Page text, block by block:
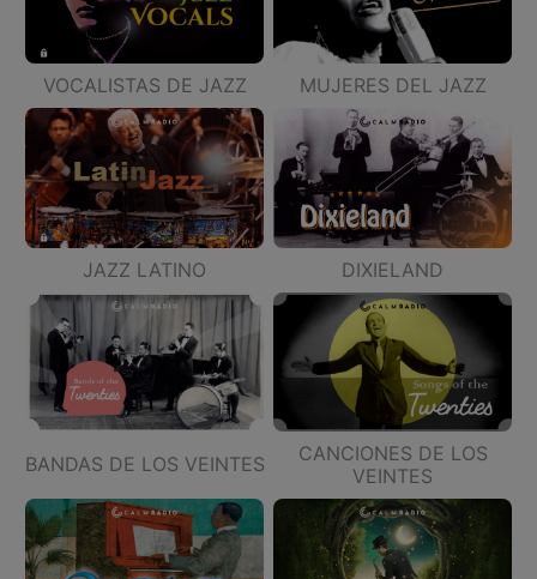
VOCALISTAS DE JAZZ MUJERES DEL JAZZ
JAZZ LATINO DIXIELAND
BANDAS DE LOS VEINTES
CANCIONES DE LOS
VEINTES